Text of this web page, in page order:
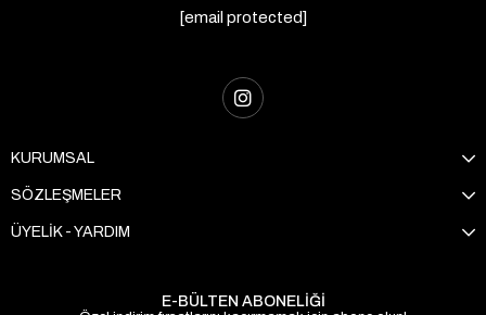
[email protected]
KURUMSAL
SÖZLEŞMELER
ÜYELİK - YARDIM
E-BÜLTEN ABONELİĞİ